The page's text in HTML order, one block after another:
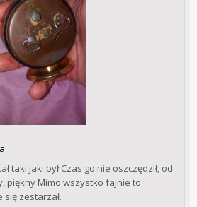
taki jaki był Czas go nie oszczędził, od
piękny Mimo wszystko fajnie to
zestarzał.